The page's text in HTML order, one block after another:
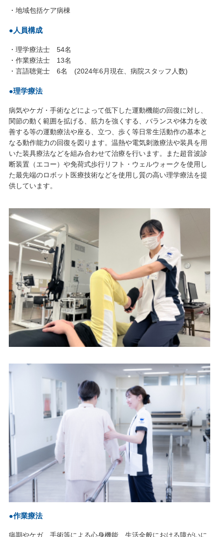
・地域包括ケア病棟
●人員構成
・理学療法士 54名
・作業療法士 13名
・言語聴覚士 6名 (2024年6月現在、病院スタッフ人数)
●理学療法
病気やケガ・手術などによって低下した運動機能の回復に対し、
関節の動く範囲を拡げる、筋力を強くする、バランスや体力を改
善する等の運動療法や座る、立つ、歩く等日常生活動作の基本と
なる動作能力の回復を図ります。温熱や電気刺激療法や装具を用
いた装具療法などを組み合わせて治療を行います。また超音波診
断装置（エコー）や免荷式歩行リフト・ウェルウォークを使用し
た最先端のロボット医療技術などを使用し質の高い理学療法を提
供しています。
●作業療法
病期やケガ、手術等による心身機能、生活全般における障がいに